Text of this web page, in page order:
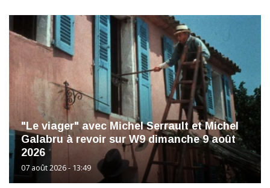
"Le viager" avec Michel Serrault et Michel
Galabru à revoir sur W9 dimanche 9 août
2026
07 août 2026 - 13:49